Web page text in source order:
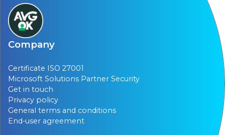
Company
Certificate ISO 27001
Microsoft Solutions Partner Security
Get in touch
Privacy policy
General terms and conditions
End-user agreement